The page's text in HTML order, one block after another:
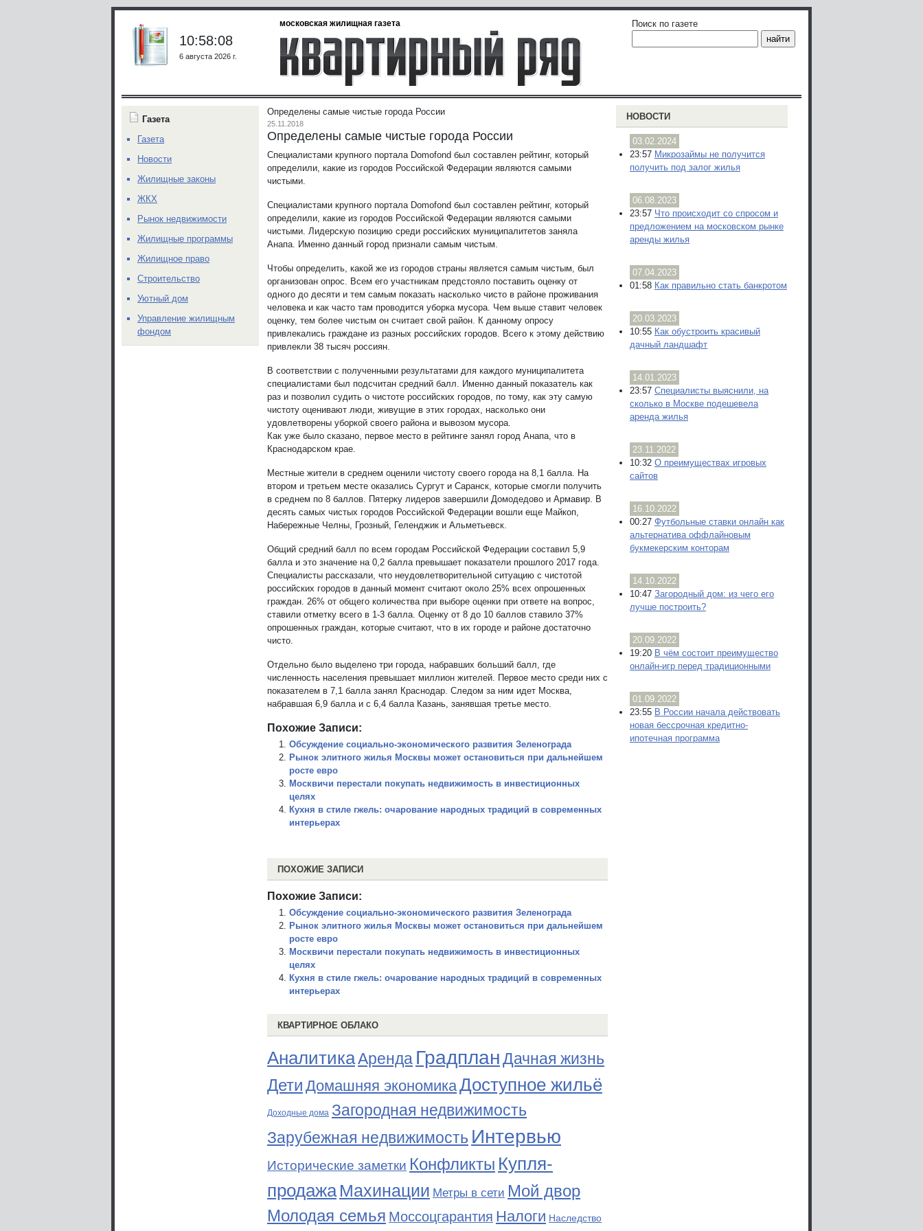
московская жилищная газета
10:58:08
6 августа 2026 г.
Поиск по газете
Определены самые чистые города России
25.11.2018
Определены самые чистые города России
Специалистами крупного портала Domofond был составлен рейтинг, который
определили, какие из городов Российской Федерации являются самыми
чистыми.
Специалистами крупного портала Domofond был составлен рейтинг, который
определили, какие из городов Российской Федерации являются самыми
чистыми. Лидерскую позицию среди российских муниципалитетов заняла
Анапа. Именно данный город признали самым чистым.
Чтобы определить, какой же из городов страны является самым чистым, был
организован опрос. Всем его участникам предстояло поставить оценку от
одного до десяти и тем самым показать насколько чисто в районе проживания
человека и как часто там проводится уборка мусора. Чем выше ставит человек
оценку, тем более чистым он считает свой район. К данному опросу
привлекались граждане из разных российских городов. Всего к этому действию
привлекли 38 тысяч россиян.
В соответствии с полученными результатами для каждого муниципалитета
специалистами был подсчитан средний балл. Именно данный показатель как
раз и позволил судить о чистоте российских городов, по тому, как эту самую
чистоту оценивают люди, живущие в этих городах, насколько они
удовлетворены уборкой своего района и вывозом мусора.
Как уже было сказано, первое место в рейтинге занял город Анапа, что в
Краснодарском крае.
Местные жители в среднем оценили чистоту своего города на 8,1 балла. На
втором и третьем месте оказались Сургут и Саранск, которые смогли получить
в среднем по 8 баллов. Пятерку лидеров завершили Домодедово и Армавир. В
десять самых чистых городов Российской Федерации вошли еще Майкоп,
Набережные Челны, Грозный, Геленджик и Альметьевск.
Общий средний балл по всем городам Российской Федерации составил 5,9
балла и это значение на 0,2 балла превышает показатели прошлого 2017 года.
Специалисты рассказали, что неудовлетворительной ситуацию с чистотой
российских городов в данный момент считают около 25% всех опрошенных
граждан. 26% от общего количества при выборе оценки при ответе на вопрос,
ставили отметку всего в 1-3 балла. Оценку от 8 до 10 баллов ставило 37%
опрошенных граждан, которые считают, что в их городе и районе достаточно
чисто.
Отдельно было выделено три города, набравших больший балл, где
численность населения превышает миллион жителей. Первое место среди них с
показателем в 7,1 балла занял Краснодар. Следом за ним идет Москва,
набравшая 6,9 балла и с 6,4 балла Казань, занявшая третье место.
Похожие Записи:
Обсуждение социально-экономического развития Зеленограда
Рынок элитного жилья Москвы может остановиться при дальнейшем
росте евро
Москвичи перестали покупать недвижимость в инвестиционных
целях
Кухня в стиле гжель: очарование народных традиций в современных
интерьерах
ПОХОЖИЕ ЗАПИСИ
Похожие Записи:
Обсуждение социально-экономического развития Зеленограда
Рынок элитного жилья Москвы может остановиться при дальнейшем
росте евро
Москвичи перестали покупать недвижимость в инвестиционных
целях
Кухня в стиле гжель: очарование народных традиций в современных
интерьерах
КВАРТИРНОЕ ОБЛАКО
АналитикаАренда ГрадпланДачная жизнь
Дети Домашняя экономикаДоступное жильё
Доходные дома Загородная недвижимость
Зарубежная недвижимость Интервью
Исторические заметки Конфликты Купля-
продажа Махинации Метры в сети Мой двор
Молодая семья Моссоцгарантия Налоги Наследство
НОВОСТИ
03.02.2024
23:57 Микрозаймы не получится
получить под залог жилья
06.08.2023
23:57 Что происходит со спросом и
предложением на московском рынке
аренды жилья
07.04.2023
01:58 Как правильно стать банкротом
20.03.2023
10:55 Как обустроить красивый
дачный ландшафт
14.01.2023
23:57 Специалисты выяснили, на
сколько в Москве подешевела
аренда жилья
23.11.2022
10:32 О преимуществах игровых
сайтов
16.10.2022
00:27 Футбольные ставки онлайн как
альтернатива оффлайновым
букмекерским конторам
14.10.2022
10:47 Загородный дом: из чего его
лучше построить?
20.09.2022
19:20 В чём состоит преимущество
онлайн-игр перед традиционными
01.09.2022
23:55 В России начала действовать
новая бессрочная кредитно-
ипотечная программа
Газета
Газета
Новости
Жилищные законы
ЖКХ
Рынок недвижимости
Жилищные программы
Жилищное право
Строительство
Уютный дом
Управление жилищным
фондом